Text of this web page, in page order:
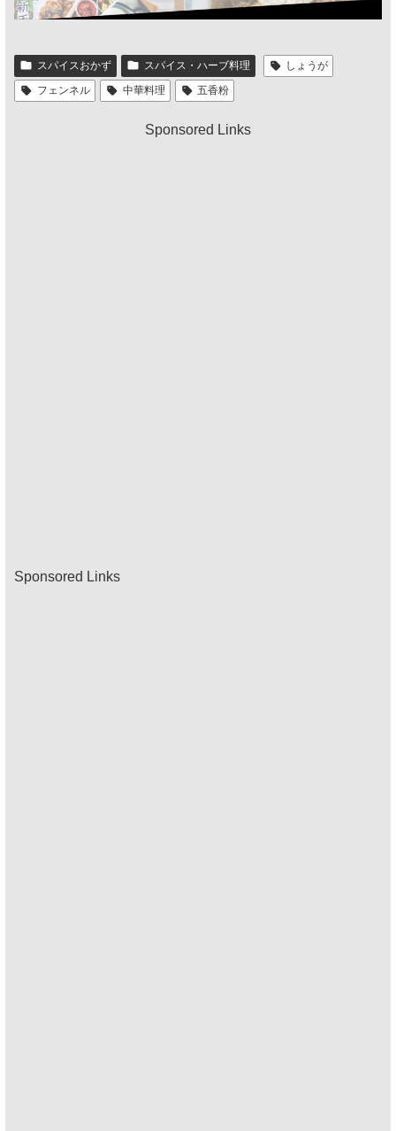
スパイスおかず スパイス・ハーブ料理
しょうが
フェンネル
中華料理 五香粉
Sponsored Links
Sponsored Links